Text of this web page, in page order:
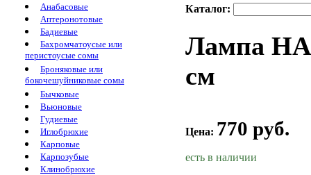
Анабасовые
Аптеронотовые
Бадиевые
Бахромчатоусые или
перистоусые сомы
Броняковые или
бокочешуйниковые сомы
Бычковые
Вьюновые
Гудиевые
Иглобрюхие
Карповые
Карпозубые
Клинобрюхие
Каталог:
Лампа
см
Цена: 770 руб.
есть в наличии